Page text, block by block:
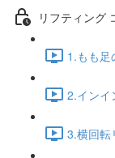
リフティング
1.もも
2.インイ
3.横回転